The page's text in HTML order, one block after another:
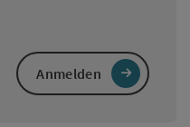
Anmelden